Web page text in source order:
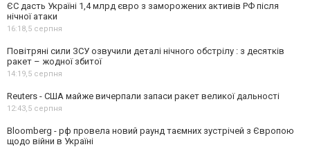
ЄС дасть Україні 1,4 млрд євро з заморожених активів РФ після
нічної атаки
16:18,5 серпня
Повітряні сили ЗСУ озвучили деталі нічного обстрілу : з десятків
ракет – жодної збитої
14:19,5 серпня
Reuters - США майже вичерпали запаси ракет великої дальності
12:43,5 серпня
Bloomberg - рф провела новий раунд таємних зустрічей з Європою
щодо війни в Україні